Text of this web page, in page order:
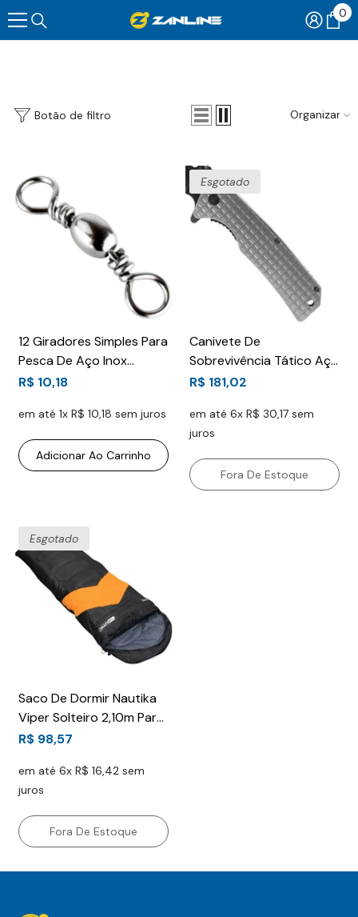
Pular Para O Conteúdo 00
Botão de filtro Organizar
12 Giradores Simples Para
Pesca De Aço Inox
Alligator Tamanho 4
R$ 10,18
em até 1x R$ 10,18 sem juros
Adicionar Ao Carrinho
Esgotado
Canivete De
Sobrevivência Tático Aço
Inox 420 Multiuso Feroz
Point TAG
R$ 181,02
em até 6x R$ 30,17 sem
juros
Fora De Estoque
Esgotado
Saco De Dormir Nautika
Viper Solteiro 2,10m Para
Camping 5°c À 12°c Ntk
Laranja Com Preto
R$ 98,57
em até 6x R$ 16,42 sem
juros
Fora De Estoque